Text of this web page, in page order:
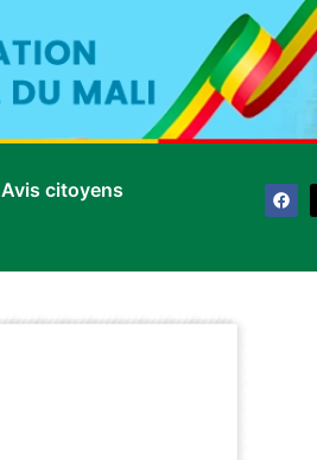
Avis citoyens